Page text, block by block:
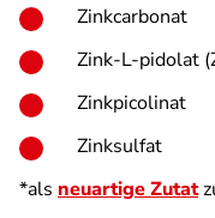
Zinkcarbonat
Zink-L-pidolat
Zinkpicolinat
Zinksulfat
*als neuartige Zutat